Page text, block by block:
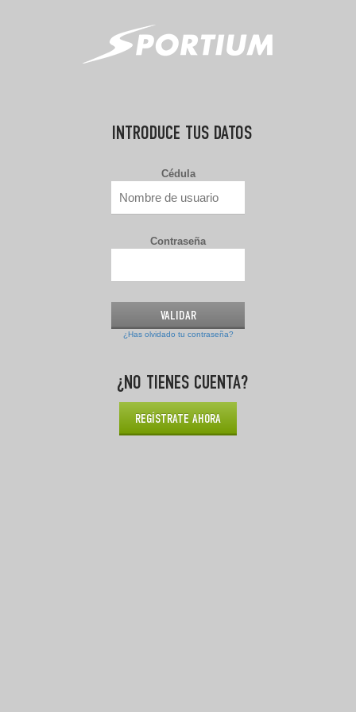
INTRODUCE TUS DATOS
Cédula
Contraseña
¿Has olvidado tu contraseña?
¿NO TIENES CUENTA?
REGÍSTRATE AHORA